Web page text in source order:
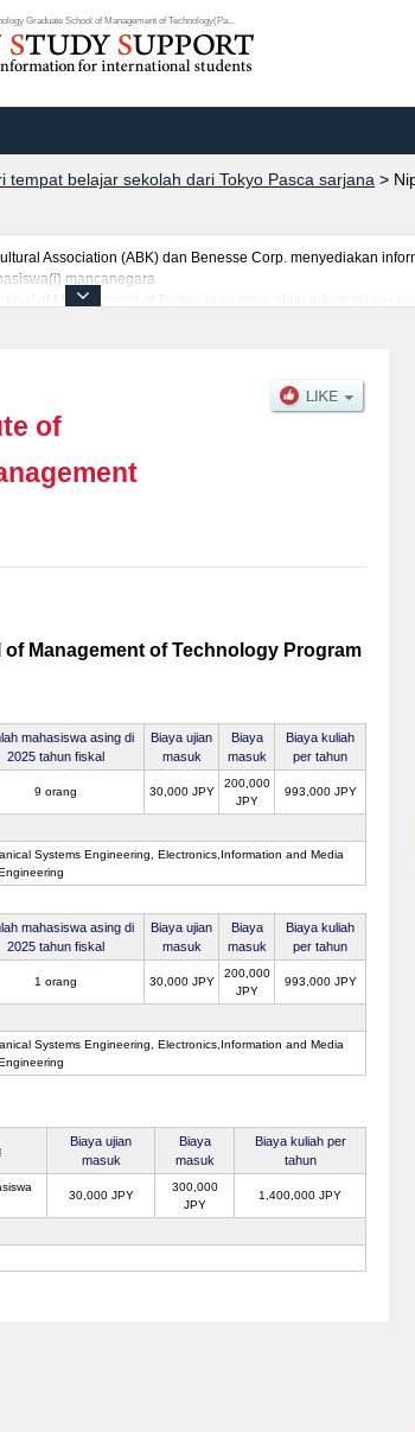
Graduate School of Management of Technology(Pa...
tempat belajar sekolah dari Tokyo Pasca sarjana >
Association (ABK) dan Benesse Corp. menyediakan
mancanegara.
of Management of Technology, mencakup informasi per
of
Management of Technology Program
mahasiswa asing di
2025 tahun fiskal
Biaya ujian
masuk
Biaya
masuk
Biaya kuliah
per tahun
9 orang 30,000 JPY
200,000
JPY
993,000 JPY
Systems Engineering, Electronics,Information and Media
mahasiswa asing di
2025 tahun fiskal
Biaya ujian
masuk
Biaya
masuk
Biaya kuliah
per tahun
1 orang 30,000 JPY
200,000
JPY
993,000 JPY
Systems Engineering, Electronics,Information and Media
Biaya ujian
masuk
Biaya
masuk
Biaya kuliah per
tahun
30,000 JPY
300,000
JPY
1,400,000 JPY